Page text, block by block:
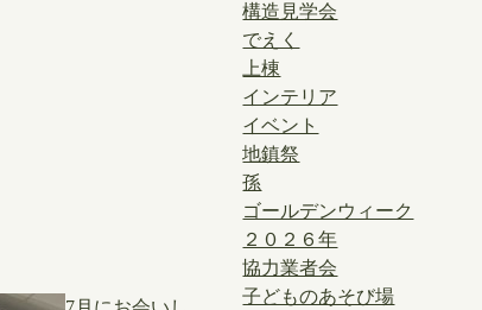
構造見学会
でえく
上棟
インテリア
イベント
地鎮祭
孫
ゴールデンウィーク
２０２６年
協力業者会
子どものあそび場